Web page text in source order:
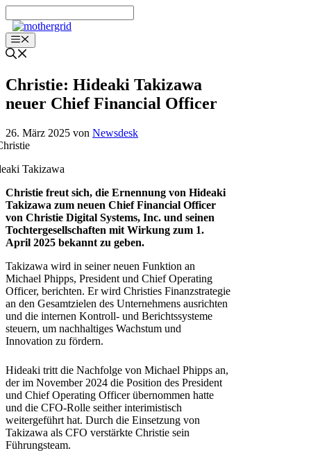
Inhalt
springenMenü
Christie: Hideaki Takizawa
neuer Chief Financial Officer
26. März 2025 von Newsdesk
Takizawa
Christie freut sich, die Ernennung von Hideaki
Takizawa zum neuen Chief Financial Officer
von Christie Digital Systems, Inc. und seinen
Tochtergesellschaften mit Wirkung zum 1.
April 2025 bekannt zu geben.
Takizawa wird in seiner neuen Funktion an
Michael Phipps, President und Chief Operating
Officer, berichten. Er wird Christies Finanzstrategie
an den Gesamtzielen des Unternehmens ausrichten
und die internen Kontroll- und Berichtssysteme
steuern, um nachhaltiges Wachstum und
Innovation zu fördern.
Hideaki tritt die Nachfolge von Michael Phipps an,
der im November 2024 die Position des President
und Chief Operating Officer übernommen hatte
und die CFO-Rolle seither interimistisch
weitergeführt hat. Durch die Einsetzung von
Takizawa als CFO verstärkte Christie sein
Führungsteam.